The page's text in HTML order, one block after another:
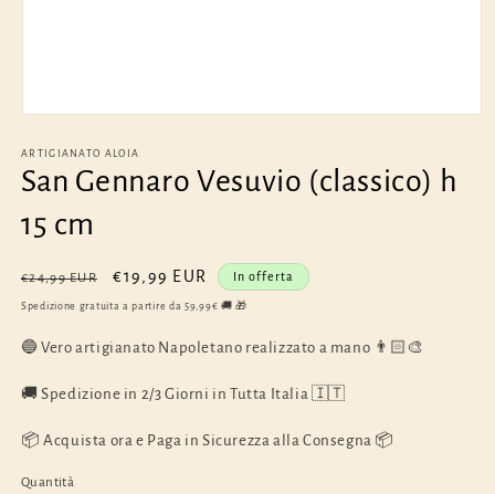
multimediali
1
in
modale
ARTIGIANATO ALOIA
San Gennaro Vesuvio (classico) h
15 cm
Prezzo
di
€24,99 EUR
Prezzo
scontato
€19,99 EUR In offerta
Spedizione gratuita a partire da 59,99€ 🚚 🎁
🔵 Vero artigianato Napoletano realizzato a mano 👨🏻‍🎨
🚚 Spedizione in 2/3 Giorni in Tutta Italia 🇮🇹
📦 Acquista ora e Paga in Sicurezza alla Consegna 📦
Quantità